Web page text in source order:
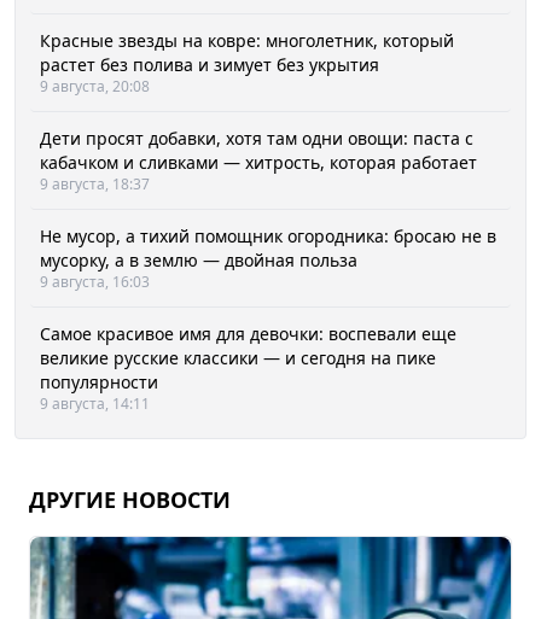
Красные звезды на ковре: многолетник, который
растет без полива и зимует без укрытия
9 августа, 20:08
Дети просят добавки, хотя там одни овощи: паста с
кабачком и сливками — хитрость, которая работает
9 августа, 18:37
Не мусор, а тихий помощник огородника: бросаю не в
мусорку, а в землю — двойная польза
9 августа, 16:03
Самое красивое имя для девочки: воспевали еще
великие русские классики — и сегодня на пике
популярности
9 августа, 14:11
ДРУГИЕ НОВОСТИ